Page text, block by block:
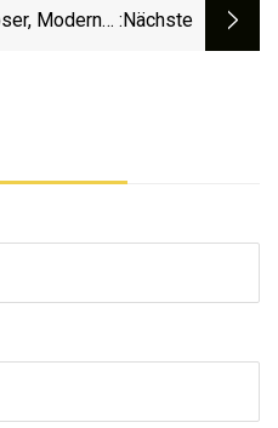
Fliesen/Arbeitsplatte/
Moderner :nächste